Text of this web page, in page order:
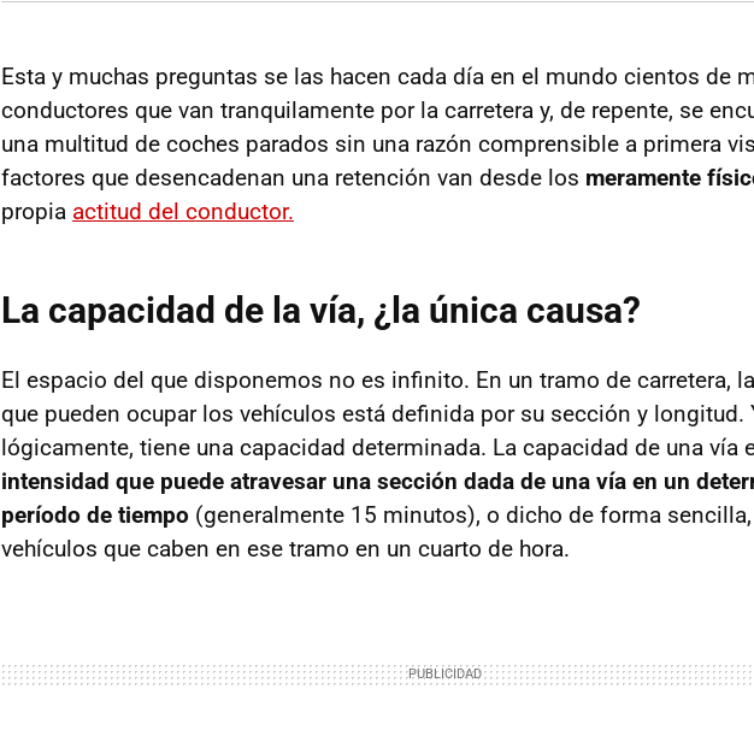
Esta y muchas preguntas se las hacen cada día en el mundo cientos de
conductores que van tranquilamente por la carretera y, de repente, se
una multitud de coches parados sin una razón comprensible a primera
factores que desencadenan una retención van desde los meramente
propia actitud del conductor.
La capacidad de la vía, ¿la única causa?
El espacio del que disponemos no es infinito. En un tramo de carretera,
que pueden ocupar los vehículos está definida por su sección y longitud.
lógicamente, tiene una capacidad determinada. La capacidad de una vía
intensidad que puede atravesar una sección dada de una vía en un
período de tiempo (generalmente 15 minutos), o dicho de forma
vehículos que caben en ese tramo en un cuarto de hora.